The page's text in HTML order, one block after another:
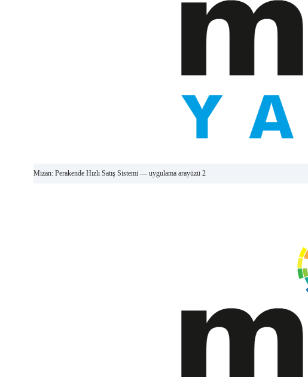
Mizan: Perakende Hızlı Satış Sistemi — uygulama arayüzü 2